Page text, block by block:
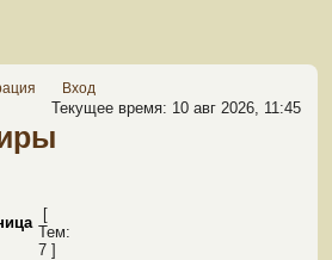
Вход
Текущее время: 10 авг 2026, 11:45
[
Тем:
7 ]